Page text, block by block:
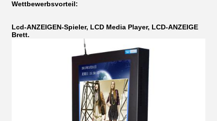
Wettbewerbsvorteil:
Lcd-ANZEIGEN-Spieler, LCD Media Player, LCD-ANZEIGE
Brett.